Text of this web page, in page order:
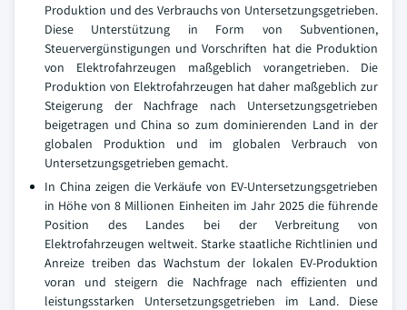
Produktion und des Verbrauchs von Untersetzungsgetrieben.
Diese Unterstützung in Form von Subventionen,
Steuervergünstigungen und Vorschriften hat die Produktion
von Elektrofahrzeugen maßgeblich vorangetrieben. Die
Produktion von Elektrofahrzeugen hat daher maßgeblich zur
Steigerung der Nachfrage nach Untersetzungsgetrieben
beigetragen und China so zum dominierenden Land in der
globalen Produktion und im globalen Verbrauch von
Untersetzungsgetrieben gemacht.
In China zeigen die Verkäufe von EV-Untersetzungsgetrieben
in Höhe von 8 Millionen Einheiten im Jahr 2025 die führende
Position des Landes bei der Verbreitung von
Elektrofahrzeugen weltweit. Starke staatliche Richtlinien und
Anreize treiben das Wachstum der lokalen EV-Produktion
voran und steigern die Nachfrage nach effizienten und
leistungsstarken Untersetzungsgetrieben im Land. Diese